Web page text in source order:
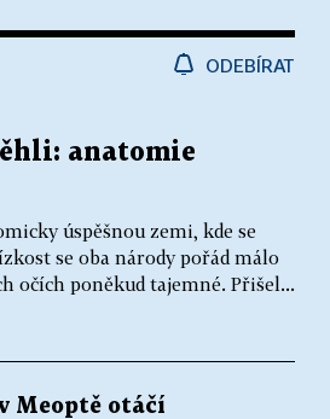
ODEBÍRAT
anatomie
úspěšnou zemi, kde se
se oba národy pořád málo
očích poněkud tajemné. Přišel...
Meoptě otáčí